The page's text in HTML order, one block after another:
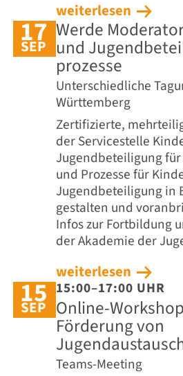
weiterlesen
17
SEP
Werde
und
prozesse
Unterschiedliche
Württemberg
Zertifizierte,
der Servicestelle
Jugendbeteiligung
und Prozesse für
Jugendbeteiligung in
gestalten und
Infos zur Fortbildung
der Akademie der
weiterlesen
15
SEP
15:00–17:00 UHR
Online-
Förderung von
Teams-Meeting